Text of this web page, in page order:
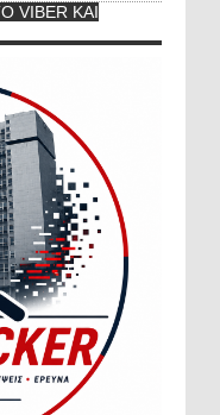
ΚΑΙ